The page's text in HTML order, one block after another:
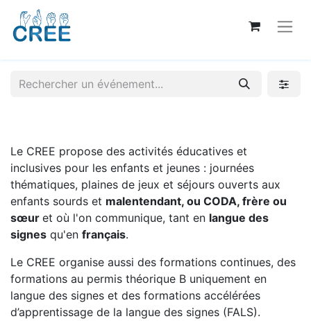
Le CREE propose des activités éducatives et
inclusives pour les enfants et jeunes : journées
thématiques, plaines de jeux et séjours ouverts aux
enfants sourds et malentendant, ou CODA, frère ou
sœur et où l'on communique, tant en langue des
signes qu'en français.
Le CREE organise aussi des formations continues, des
formations au permis théorique B uniquement en
langue des signes et des formations accélérées
d’apprentissage de la langue des signes (FALS).